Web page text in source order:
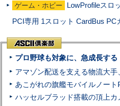
ゲーム・ホビー
LowProfileスロ
PCI専用 1スロット CardBus
プロ野球も対象に、急成長す